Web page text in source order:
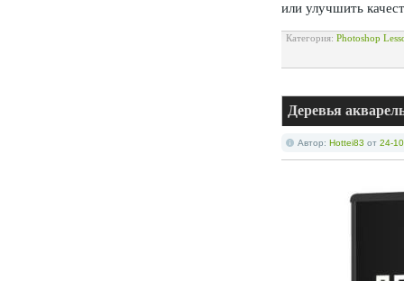
или улучшить
Категория: Photoshop
Деревья
Автор: Hottei83 от 24-